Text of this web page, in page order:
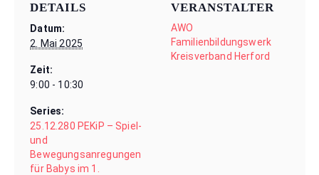
DETAILS
Datum:
2. Mai 2025
Zeit:
9:00 - 10:30
Series:
25.12.280 PEKiP – Spiel-
und
Bewegungsanregungen
für Babys im 1.
VERANSTALTER
AWO
Familienbildungswerk
Kreisverband Herford